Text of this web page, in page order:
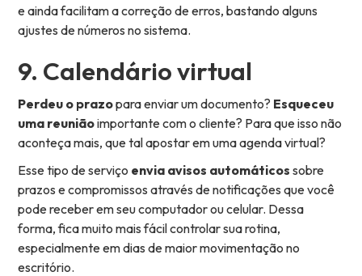
e ainda facilitam a correção de erros, bastando alguns
ajustes de números no sistema.
9. Calendário virtual
Perdeu o prazopara enviar um documento? Esqueceu
uma reuniãoimportante com o cliente? Para que isso não
aconteça mais, que tal apostar em uma agenda virtual?
Esse tipo de serviço envia avisos automáticos sobre
prazos e compromissos através de notificações que você
pode receber em seu computador ou celular. Dessa
forma, fica muito mais fácil controlar sua rotina,
especialmente em dias de maior movimentação no
escritório.